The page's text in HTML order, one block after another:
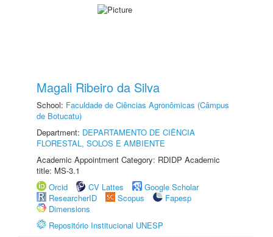
Magali Ribeiro da Silva
School: Faculdade de Ciências Agronômicas (Câmpus
de Botucatu)
Department: DEPARTAMENTO DE CIÊNCIA
FLORESTAL, SOLOS E AMBIENTE
Academic Appointment Category: RDIDP Academic
title: MS-3.1
Orcid
CV Lattes
Google Scholar
ResearcherID
Scopus
Fapesp
Dimensions
Repositório Institucional UNESP